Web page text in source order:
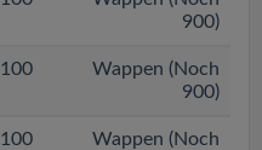
900)
100
Wappen (Noch
900)
100
Wappen (Noch